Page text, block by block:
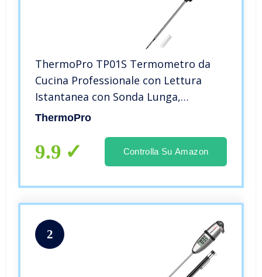
ThermoPro TP01S Termometro da
Cucina Professionale con Lettura
Istantanea con Sonda Lunga,
Termometro Carne Digitale per
Liquidi, Cibo, Barbecue, Vino e Griglia
ThermoPro
9.9 Controlla Su Amazon
2